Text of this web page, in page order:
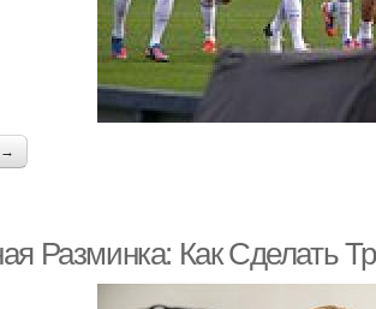
→
Разминка: Как Сделать